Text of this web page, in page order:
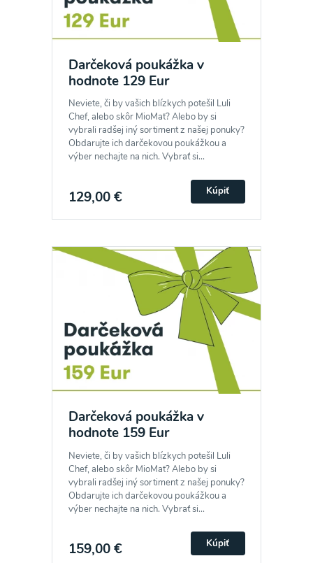
Darčeková poukážka v
hodnote 129 Eur
Neviete, či by vašich blízkych potešil Luli
Chef, alebo skôr MioMat? Alebo by si
vybrali radšej iný sortiment z našej ponuky?
Obdarujte ich darčekovou poukážkou a
výber nechajte na nich. Vybrať si...
129,00 € Kúpiť
Darčeková poukážka v
hodnote 159 Eur
Neviete, či by vašich blízkych potešil Luli
Chef, alebo skôr MioMat? Alebo by si
vybrali radšej iný sortiment z našej ponuky?
Obdarujte ich darčekovou poukážkou a
výber nechajte na nich. Vybrať si...
159,00 € Kúpiť